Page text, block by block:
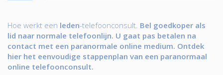
Hoe werkt een leden-telefoonconsult. Bel goedkoper als
lid naar normale telefoonlijn. U gaat pas betalen na
contact met een paranormale online medium. Ontdek
hier het eenvoudige stappenplan van een paranormaal
online telefoonconsult.